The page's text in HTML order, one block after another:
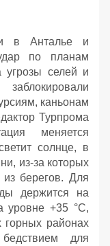
в Анталье и
по планам
угрозы селей и
каньонам
Турпрома
меняется
солнце, в
из-за которых
берегов. Для
держится на
+35 °C,
горных районах
для